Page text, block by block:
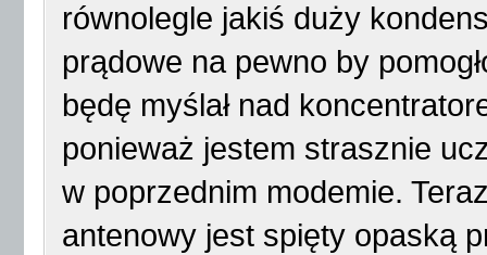
równolegle jakiś duży
prądowe na pewno by
będę myślał nad
ponieważ jestem strasznie
w poprzednim modemie.
antenowy jest spięty opaską